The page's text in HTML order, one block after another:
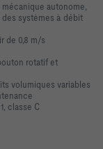
autonome,
systèmes à débit
de 0,8 m/s
rotatif et
volumiques variables
classe C